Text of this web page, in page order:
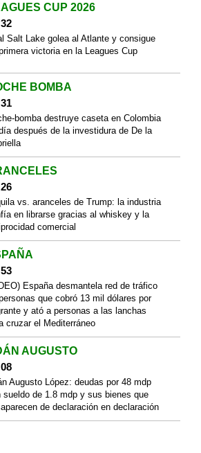
CUP 2026
Salt Lake golea al Atlante y consigue
victoria en la Leagues Cup
BOMBA
bomba destruye caseta en Colombia
después de la investidura de De la
vs. aranceles de Trump: la industria
en librarse gracias al whiskey y la
comercial
España desmantela red de tráfico
que cobró 13 mil dólares por
y ató a personas a las lanchas
cruzar el Mediterráneo
AUGUSTO
Augusto López: deudas por 48 mdp
sueldo de 1.8 mdp y sus bienes que
de declaración en declaración